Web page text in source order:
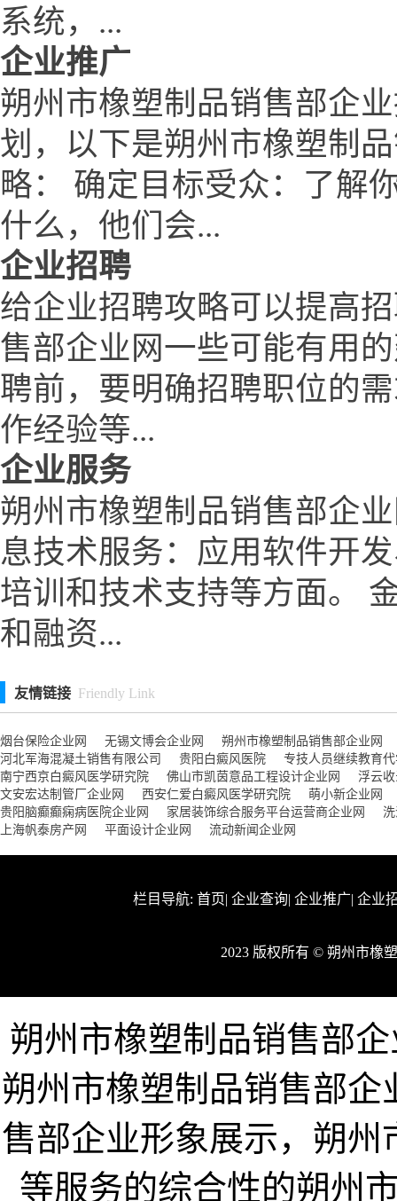
系统，...
企业推广
朔州市橡塑制品销售部企
划，以下是朔州市橡塑制
略： 确定目标受众：了解
什么，他们会...
企业招聘
给企业招聘攻略可以提高
售部企业网一些可能有用
聘前，要明确招聘职位的
作经验等...
企业服务
朔州市橡塑制品销售部企
息技术服务：应用软件开
培训和技术支持等方面。
和融资...
友情链接 Friendly Link
烟台保险企业网 无锡文博会企业网
朔州市橡塑制品销售部企业网
河北军海混凝土销售有限公司
贵阳白癜风医院
专技人员继续教育
南宁西京白癜风医学研究院
佛山市凯茵意品工程设计企业网
浮云
文安宏达制管厂企业网
西安仁爱白癜风医学研究院
萌小新企业网
贵阳脑癫癫痫病医院企业网
家居装饰综合服务平台运营商企业网
上海帆泰房产网
平面设计企业网 流动新闻企业网
栏目导航: 首页| 企业查询| 企业推广| 企业
2023 版权所有 © 朔州市橡
朔州市橡塑制品销售部
朔州市橡塑制品销售部
售部企业形象展示，朔
等服务的综合性的朔州